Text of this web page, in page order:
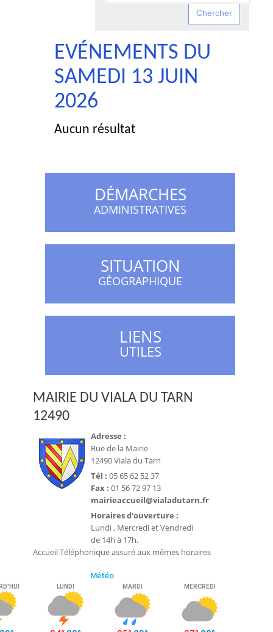
EVÉNEMENTS DU
SAMEDI 13 JUIN
2026
Aucun résultat
DÉMARCHES
ADMINISTRATIVES
SITUATION
GÉOGRAPHIQUE
LIENS
UTILES
MAIRIE DU VIALA DU TARN
12490
Adresse :
Rue de la Mairie
12490 Viala du Tarn
Tél : 05 65 62 52 37
Fax : 01 56 72 97 13
mairieaccueil@vialadutarn.fr
Horaires d'ouverture :
Lundi , Mercredi et Vendredi
de 14h à 17h.
Accueil Téléphonique assuré aux mêmes horaires